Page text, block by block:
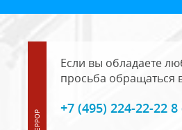
Если вы обладаете
просьба обращаться
+7 (495) 224-22-22